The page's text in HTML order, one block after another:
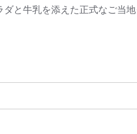
ダと牛乳を添えた正式なご当地